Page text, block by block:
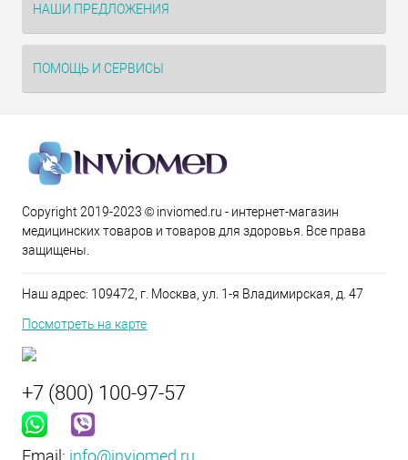
НАШИ ПРЕДЛОЖЕНИЯ
ПОМОЩЬ И СЕРВИСЫ
Copyright 2019-2023 © inviomed.ru - интернет-магазин
медицинских товаров и товаров для здоровья. Все права
защищены.
Наш адрес: 109472, г. Москва, ул. 1-я Владимирская, д. 47
Посмотреть на карте
+7 (800) 100-97-57
Email: info@inviomed.ru